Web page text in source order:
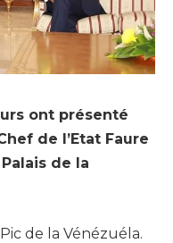
ont présenté
de l’Etat Faure
de la
de la Vénézuéla.